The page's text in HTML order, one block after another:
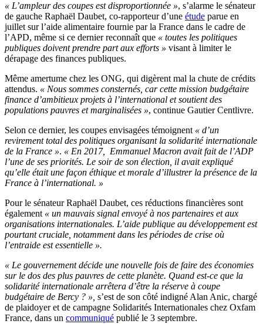
« L’ampleur des coupes est disproportionnée », s’alarme le sénateur
de gauche Raphaël Daubet, co-rapporteur d’une étude parue en
juillet sur l’aide alimentaire fournie par la France dans le cadre de
l’APD, même si ce dernier reconnaît que « toutes les politiques
publiques doivent prendre part aux efforts » visant à limiter le
dérapage des finances publiques.
Même amertume chez les ONG, qui digèrent mal la chute de crédits
attendus. « Nous sommes consternés, car cette mission budgétaire
finance d’ambitieux projets à l’international et soutient des
populations pauvres et marginalisées », continue Gautier Centlivre.
Selon ce dernier, les coupes envisagées témoignent « d’un
revirement total des politiques organisant la solidarité internationale
de la France ». « En 2017, Emmanuel Macron avait fait de l’ADP
l’une de ses priorités. Le soir de son élection, il avait expliqué
qu’elle était une façon éthique et morale d’illustrer la présence de la
France à l’international. »
Pour le sénateur Raphaël Daubet, ces réductions financières sont
également « un mauvais signal envoyé à nos partenaires et aux
organisations internationales. L’aide publique au développement est
pourtant cruciale, notamment dans les périodes de crise où
l’entraide est essentielle ».
« Le gouvernement décide une nouvelle fois de faire des économies
sur le dos des plus pauvres de cette planète. Quand est-ce que la
solidarité internationale arrêtera d’être la réserve à coupe
budgétaire de Bercy ? » s’est de son côté indigné Alan Anic, chargé
de plaidoyer et de campagne Solidarités Internationales chez Oxfam
France, dans un communiqué publié le 3 septembre.